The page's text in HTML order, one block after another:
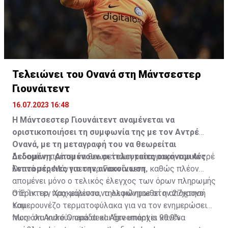
Τελειώνει του Ονανά στη Μάντσεστερ
Γιουνάιτεντ
16.07.2023 16:48
Η Μάντσεστερ Γιουνάιτεντ αναμένεται να
οριστικοποιήσει τη συμφωνία της με τον Αντρέ
Ονανά, με τη μεταγραφή του να θεωρείται
δεδομένη. Απομένουν οι τελευταίες οικονομικές
λεπτομέρειες για την ανακοίνωση.
Δεδομένη πρέπει να θεωρείται η μεταγραφή του Αντρέ
Ονανά στη Μάντσεστερ Γιουνάιτεντ, καθώς πλέον
απομένει μόνο ο τελικός έλεγχος των όρων πληρωμής
στη Ίντερ, προκειμένου να ολοκληρωθεί η απόκτησή
του.
Ο Έρικ τεν Χαχ μάλιστα, τηλεφώνησε στον 27χρονο
Καμερουνέζο τερματοφύλακα για να τον ενημερώσει
πως όλα κυλούν ομάδα και δεν υπάρχει κανένα
More on André Onana deal. Agreement is 99.9%